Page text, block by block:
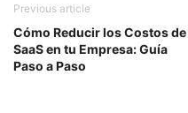
Previous article
Cómo Reducir los Costos de
SaaS en tu Empresa: Guía
Paso a Paso